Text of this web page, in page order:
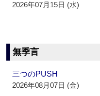
2026年07月15日 (水)
無季言
三つのPUSH
2026年08月07日 (金)